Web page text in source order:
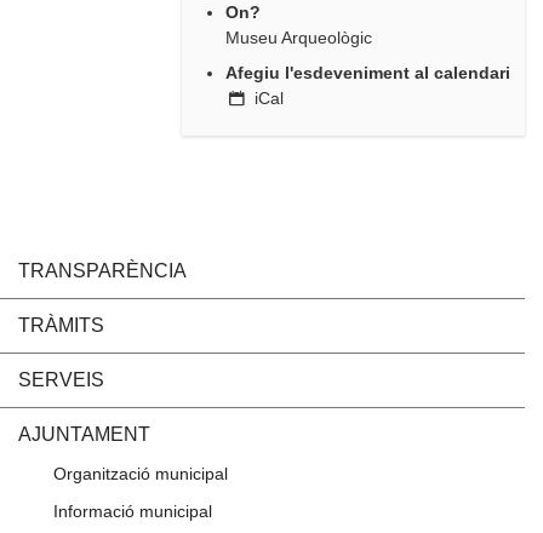
On?
Museu Arqueològic
Afegiu l'esdeveniment al calendari
iCal
TRANSPARÈNCIA
TRÀMITS
SERVEIS
AJUNTAMENT
Organització municipal
Informació municipal